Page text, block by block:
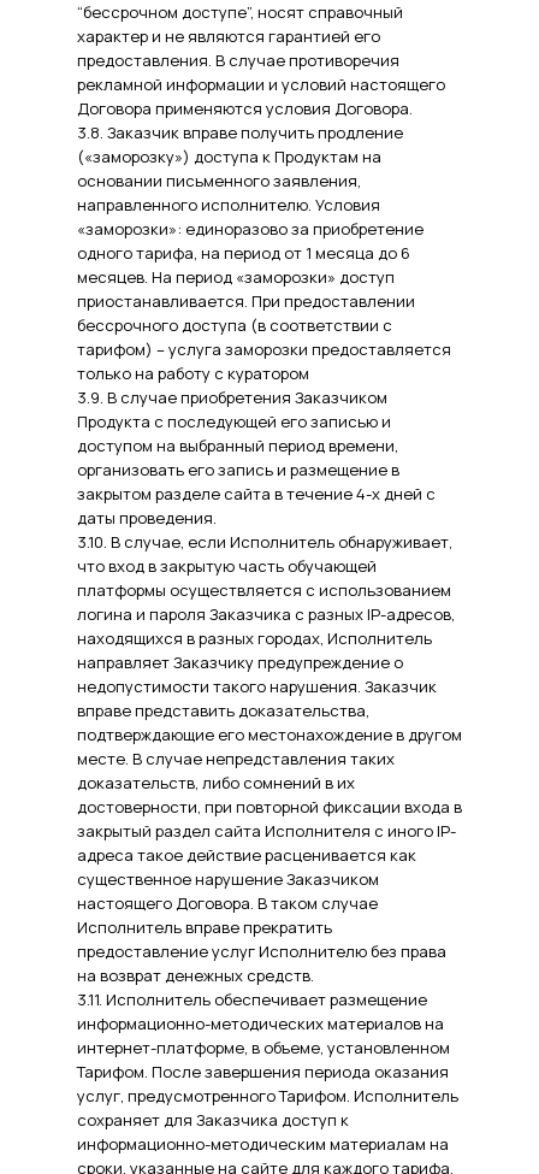
“бессрочном доступе”, носят справочный
характер и не являются гарантией его
предоставления. В случае противоречия
рекламной информации и условий настоящего
Договора применяются условия Договора.
3.8. Заказчик вправе получить продление
(«заморозку») доступа к Продуктам на
основании письменного заявления,
направленного исполнителю. Условия
«заморозки»: единоразово за приобретение
одного тарифа, на период от 1 месяца до 6
месяцев. На период «заморозки» доступ
приостанавливается. При предоставлении
бессрочного доступа (в соответствии с
тарифом) – услуга заморозки предоставляется
только на работу с куратором
3.9. В случае приобретения Заказчиком
Продукта с последующей его записью и
доступом на выбранный период времени,
организовать его запись и размещение в
закрытом разделе сайта в течение 4-х дней с
даты проведения.
3.10. В случае, если Исполнитель обнаруживает,
что вход в закрытую часть обучающей
платформы осуществляется с использованием
логина и пароля Заказчика с разных IP-адресов,
находящихся в разных городах, Исполнитель
направляет Заказчику предупреждение о
недопустимости такого нарушения. Заказчик
вправе представить доказательства,
подтверждающие его местонахождение в другом
месте. В случае непредставления таких
доказательств, либо сомнений в их
достоверности, при повторной фиксации входа в
закрытый раздел сайта Исполнителя с иного IP-
адреса такое действие расценивается как
существенное нарушение Заказчиком
настоящего Договора. В таком случае
Исполнитель вправе прекратить
предоставление услуг Исполнителю без права
на возврат денежных средств.
3.11. Исполнитель обеспечивает размещение
информационно-методических материалов на
интернет-платформе, в объеме, установленном
Тарифом. После завершения периода оказания
услуг, предусмотренного Тарифом. Исполнитель
сохраняет для Заказчика доступ к
информационно-методическим материалам на
сроки, указанные на сайте для каждого тарифа.